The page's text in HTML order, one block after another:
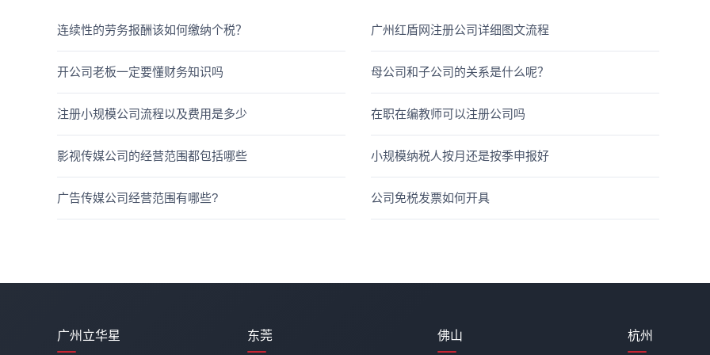
连续性的劳务报酬该如何缴纳个税？ 广州红盾网注册公司详细图文流程
开公司老板一定要懂财务知识吗 母公司和子公司的关系是什么呢？
注册小规模公司流程以及费用是多少 在职在编教师可以注册公司吗
影视传媒公司的经营范围都包括哪些 小规模纳税人按月还是按季申报好
广告传媒公司经营范围有哪些? 公司免税发票如何开具
广州立华星 东莞 佛山 杭州